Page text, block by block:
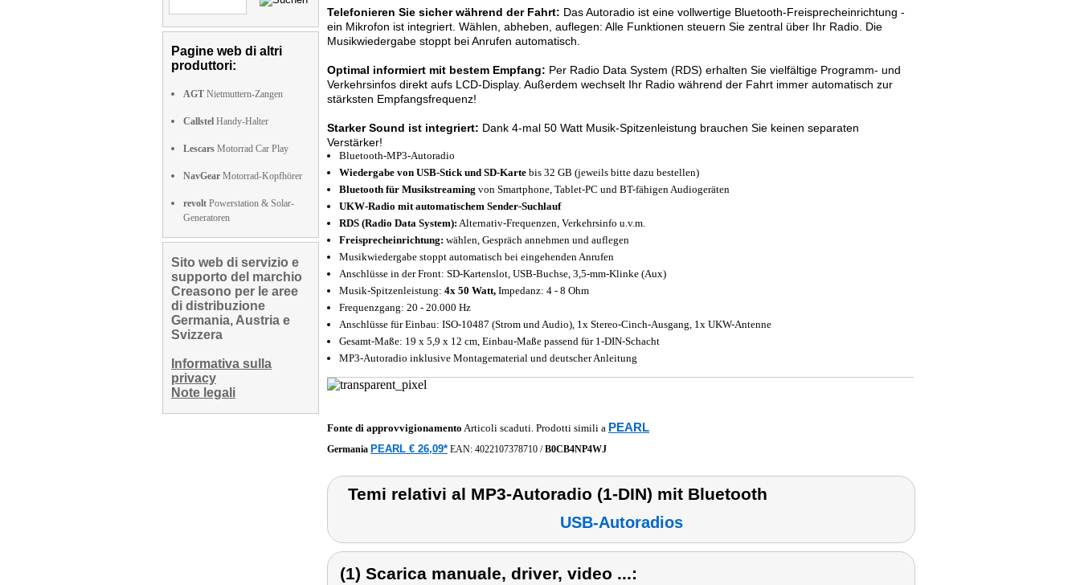
Pagine web di altri
produttori:
AGT Nietmuttern-Zangen
Callstel Handy-Halter
Lescars Motorrad Car Play
NavGear Motorrad-Kopfhörer
revolt Powerstation & Solar-
Generatoren
Sito web di servizio e
supporto del marchio
Creasono per le aree
di distribuzione
Germania, Austria e
Svizzera
Informativa sulla
privacy
Note legali
Telefonieren Sie sicher während der Fahrt: Das Autoradio ist eine vollwertige Bluetooth-Freisprecheinrichtung -
ein Mikrofon ist integriert. Wählen, abheben, auflegen: Alle Funktionen steuern Sie zentral über Ihr Radio. Die
Musikwiedergabe stoppt bei Anrufen automatisch.
Optimal informiert mit bestem Empfang: Per Radio Data System (RDS) erhalten Sie vielfältige Programm- und
Verkehrsinfos direkt aufs LCD-Display. Außerdem wechselt Ihr Radio während der Fahrt immer automatisch zur
stärksten Empfangsfrequenz!
Starker Sound ist integriert: Dank 4-mal 50 Watt Musik-Spitzenleistung brauchen Sie keinen separaten
Verstärker!
Bluetooth-MP3-Autoradio
Wiedergabe von USB-Stick und SD-Karte bis 32 GB (jeweils bitte dazu bestellen)
Bluetooth für Musikstreaming von Smartphone, Tablet-PC und BT-fähigen Audiogeräten
UKW-Radio mit automatischem Sender-Suchlauf
RDS (Radio Data System): Alternativ-Frequenzen, Verkehrsinfo u.v.m.
Freisprecheinrichtung: wählen, Gespräch annehmen und auflegen
Musikwiedergabe stoppt automatisch bei eingehenden Anrufen
Anschlüsse in der Front: SD-Kartenslot, USB-Buchse, 3,5-mm-Klinke (Aux)
Musik-Spitzenleistung: 4x 50 Watt, Impedanz: 4 - 8 Ohm
Frequenzgang: 20 - 20.000 Hz
Anschlüsse für Einbau: ISO-10487 (Strom und Audio), 1x Stereo-Cinch-Ausgang, 1x UKW-Antenne
Gesamt-Maße: 19 x 5,9 x 12 cm, Einbau-Maße passend für 1-DIN-Schacht
MP3-Autoradio inklusive Montagematerial und deutscher Anleitung
Fonte di approvvigionamento Articoli scaduti. Prodotti simili a PEARL
Germania PEARL € 26,09* EAN: 4022107378710 /B0CB4NP4WJ
Temi relativi al MP3-Autoradio (1-DIN) mit Bluetooth
USB-Autoradios
(1) Scarica manuale, driver, video ...: